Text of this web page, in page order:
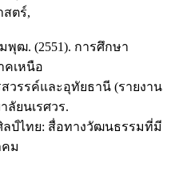
สตร์,
พุฒ. (2551). การศึกษา
คเหนือ
วรรค์และอุทัยธานี (รายงาน
ยนเรศวร.
ลป์ไทย: สื่อทางวัฒนธรรมที่มี
คม